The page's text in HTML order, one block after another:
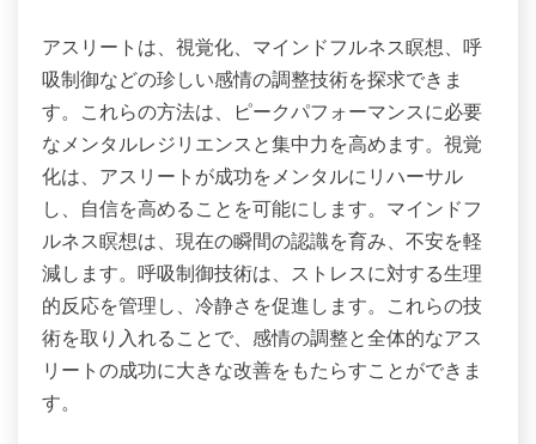
アスリートは、視覚化、マインドフルネス瞑想、呼
吸制御などの珍しい感情の調整技術を探求できま
す。これらの方法は、ピークパフォーマンスに必要
なメンタルレジリエンスと集中力を高めます。視覚
化は、アスリートが成功をメンタルにリハーサル
し、自信を高めることを可能にします。マインドフ
ルネス瞑想は、現在の瞬間の認識を育み、不安を軽
減します。呼吸制御技術は、ストレスに対する生理
的反応を管理し、冷静さを促進します。これらの技
術を取り入れることで、感情の調整と全体的なアス
リートの成功に大きな改善をもたらすことができま
す。